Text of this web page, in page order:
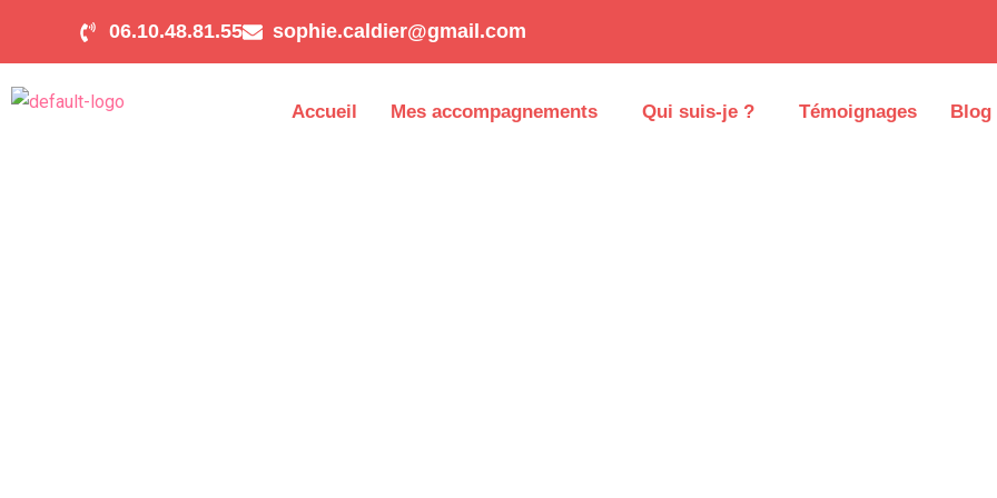
06.10.48.81.55 sophie.caldier@gmail.com
Accueil Mes accompagnements Qui suis-je ? Témoignages Blog